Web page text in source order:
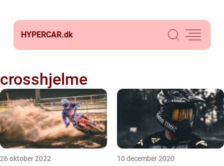
HYPERCAR.dk
crosshjelme
26 oktober 2022 10 december 2020